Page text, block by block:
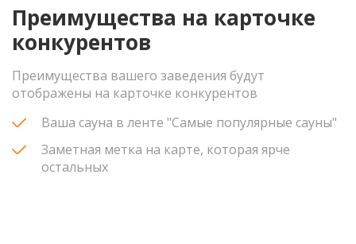
Преимущества на карточке
конкурентов
Преимущества вашего заведения будут
отображены на карточке конкурентов
Ваша сауна в ленте "Самые популярные сауны"
Заметная метка на карте, которая ярче
остальных